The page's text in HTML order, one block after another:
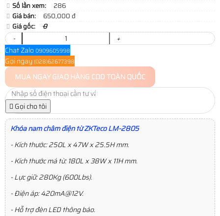
Số lần xem:
286
Giá bán:
650,000 đ
Giá gốc:
0
-
+
Chat Zalo 0909605998
Gọi ngay (028)62677398
MUA NGAYGIAO HÀNG COD TOÀN QUỐC
Gọi cho tôi
Khóa nam châm điện từ ZKTeco LM-2805
- Kích thước: 250L x 47W x 25.5H mm.
- Kích thước má từ: 180L x 38W x 11H mm.
- Lực giữ: 280Kg (600Lbs).
- Điện áp: 420mA@12V.
- Hỗ trợ đèn LED thông báo.